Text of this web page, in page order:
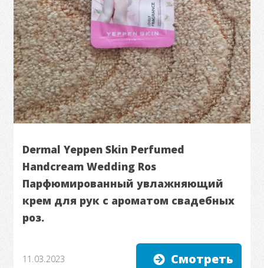
Dermal Yeppen Skin Perfumed
Handcream Wedding Ros
Парфюмированный увлажняющий
крем для рук с ароматом свадебных
роз.
11.03.2023 Смотреть